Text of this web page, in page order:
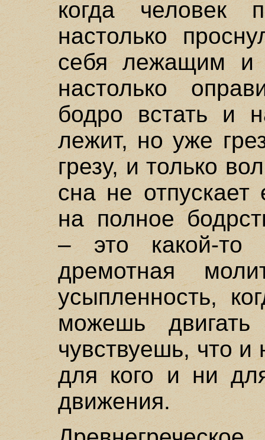
когда человек
настолько
себя лежащим
настолько
бодро встать и
лежит, но уже
грезу, и только
сна не отпускает
на полное
– это какой-то
дремотная
усыпленность,
можешь
чувствуешь, что и
для кого и ни
движения.